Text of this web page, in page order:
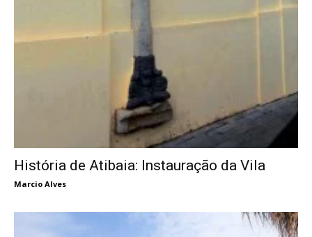
História de Atibaia: Instauração da Vila
Marcio Alves